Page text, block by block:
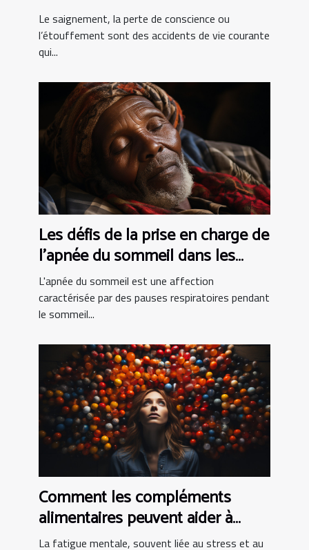
de vie courante ?
Le saignement, la perte de conscience ou
l’étouffement sont des accidents de vie courante
qui...
Les défis de la prise en charge de
l'apnée du sommeil dans les
pays en développement
L'apnée du sommeil est une affection
caractérisée par des pauses respiratoires pendant
le sommeil...
Comment les compléments
alimentaires peuvent aider à
combattre la fatigue mentale
La fatigue mentale, souvent liée au stress et au